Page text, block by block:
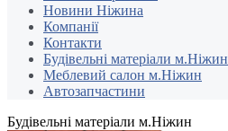
Новини Ніжина
Компанії
Контакти
Будівельні матеріали м.Ніжин
Меблевий салон м.Ніжин
Автозапчастини
Будівельні матеріали м.Ніжин